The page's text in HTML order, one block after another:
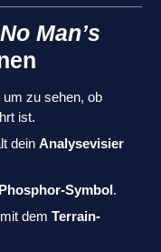
No Man’s
zu sehen, ob
ist.
dein Analysevisier
Symbol .
dem Terrain-